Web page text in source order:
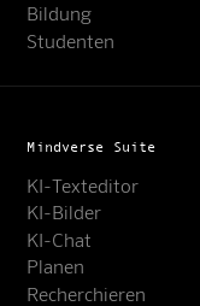
Bildung
Studenten
Mindverse Suite
KI-Texteditor
KI-Bilder
KI-Chat
Planen
Recherchieren